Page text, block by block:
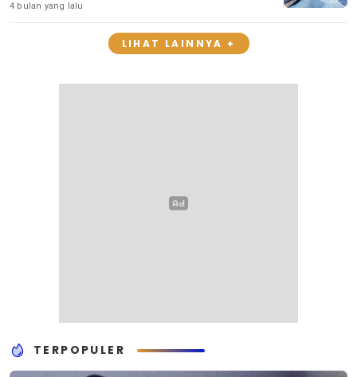
4 bulan yang lalu
LIHAT LAINNYA +
TERPOPULER